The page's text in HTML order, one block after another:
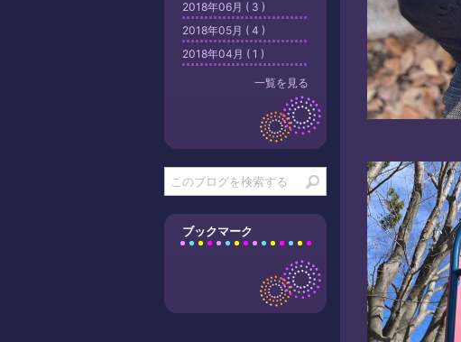
2018年06月 ( 3 )
2018年05月 ( 4 )
2018年04月 ( 1 )
一覧を見る
ブックマーク